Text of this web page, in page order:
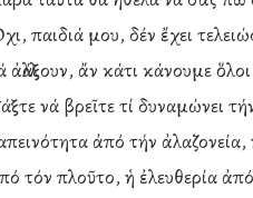
παιδιά μου, δέν ἔχει
ἀλλάξουν, ἄν κάτι κάνουμε
νά βρεῖτε τί δυναμώνει
ἀπό τήν
τόν πλοῦτο, ἡ ἐλευθερία